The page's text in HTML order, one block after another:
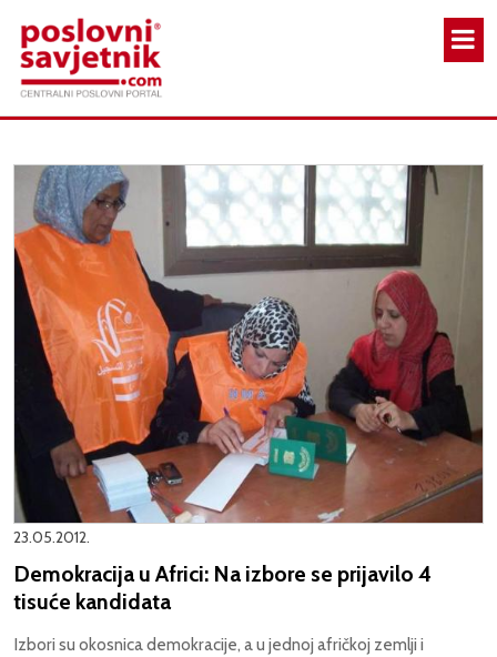
23.05.2012.
Demokracija u Africi: Na izbore se prijavilo 4
tisuće kandidata
Izbori su okosnica demokracije, a u jednoj afričkoj zemlji i